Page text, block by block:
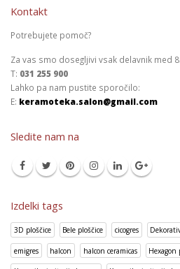
Kontakt
Potrebujete pomoč?
Za vas smo dosegljivi vsak delavnik med
T: 031 255 900
Lahko pa nam pustite sporočilo:
E: keramoteka.salon@gmail.com
Sledite nam na
Izdelki tags
3D ploščice Bele ploščice cicogres
emigres halcon halcon ceramicas Hexagon